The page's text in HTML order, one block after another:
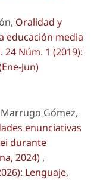
Oralidad y
educación media
24 Núm. 1 (2019):
Jun)
Gómez,
enunciativas
durante
2024) ,
Lenguaje,